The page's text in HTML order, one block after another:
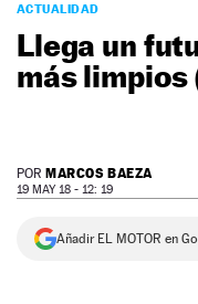
PODCAST
TECNOLOGÍA
SERVICIOS
NEWSLETTER
ACTUALIDAD
Llega un
más limpios
POR MARCOS BAEZA
19 MAY 18 - 12: 19
Añadir EL MOTOR en